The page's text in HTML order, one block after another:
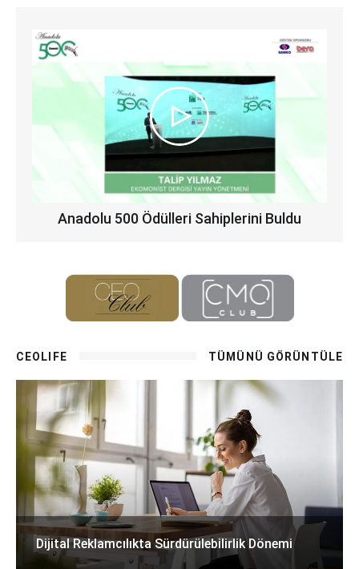
Anadolu 500 Ödülleri Sahiplerini Buldu
CEOLIFE TÜMÜNÜ GÖRÜNTÜLE
Dijital Reklamcılıkta Sürdürülebilirlik Dönemi